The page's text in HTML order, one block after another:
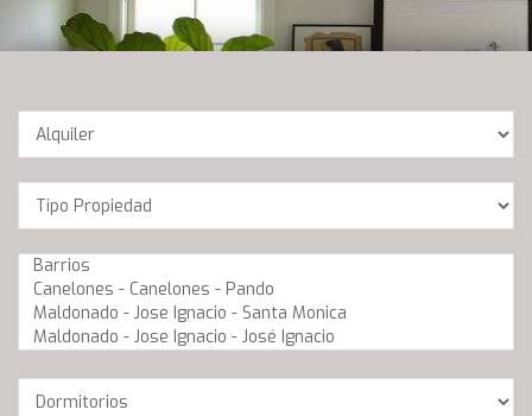
Operación
Location
Barrios
Dormitorios